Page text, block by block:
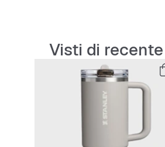
Visti di recente